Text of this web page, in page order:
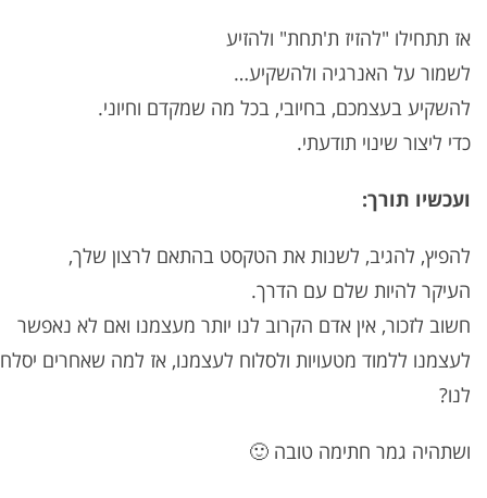
אז תתחילו "להזיז ת'תחת" ולהזיע
לשמור על האנרגיה ולהשקיע…
להשקיע בעצמכם, בחיובי, בכל מה שמקדם וחיוני.
כדי ליצור שינוי תודעתי.
ועכשיו תורך:
להפיץ, להגיב, לשנות את הטקסט בהתאם לרצון שלך,
העיקר להיות שלם עם הדרך.
חשוב לזכור, אין אדם הקרוב לנו יותר מעצמנו ואם לא נאפשר
לעצמנו ללמוד מטעויות ולסלוח לעצמנו, אז למה שאחרים
לנו?
ושתהיה גמר חתימה טובה 🙂